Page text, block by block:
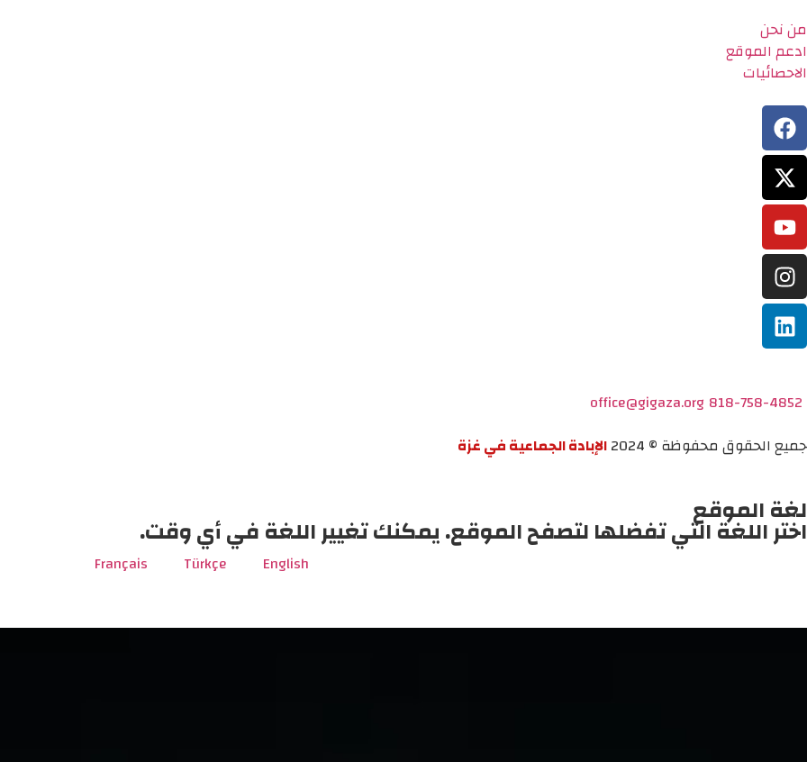
من نحن
ادعم الموقع
الاحصائيات
818-758-4852
office@gigaza.org
جميع الحقوق محفوظة © 2024
الإبادة الجماعية في غزة
لغة الموقع
اختر اللغة التي تفضلها لتصفح الموقع. يمكنك تغيير اللغة في أي وقت.
English
Türkçe
Français